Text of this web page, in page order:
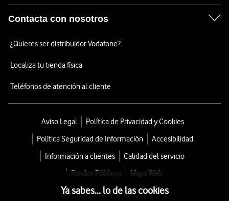
Contacta con nosotros
¿Quieres ser distribuidor Vodafone?
Localiza tu tienda física
Teléfonos de atención al cliente
Aviso Legal
Política de Privacidad y Cookies
Política Seguridad de Información
Accesibilidad
Información a clientes
Calidad del servicio
Fondos Públicos
Mapa Web
Ya sabes... lo de las cookies